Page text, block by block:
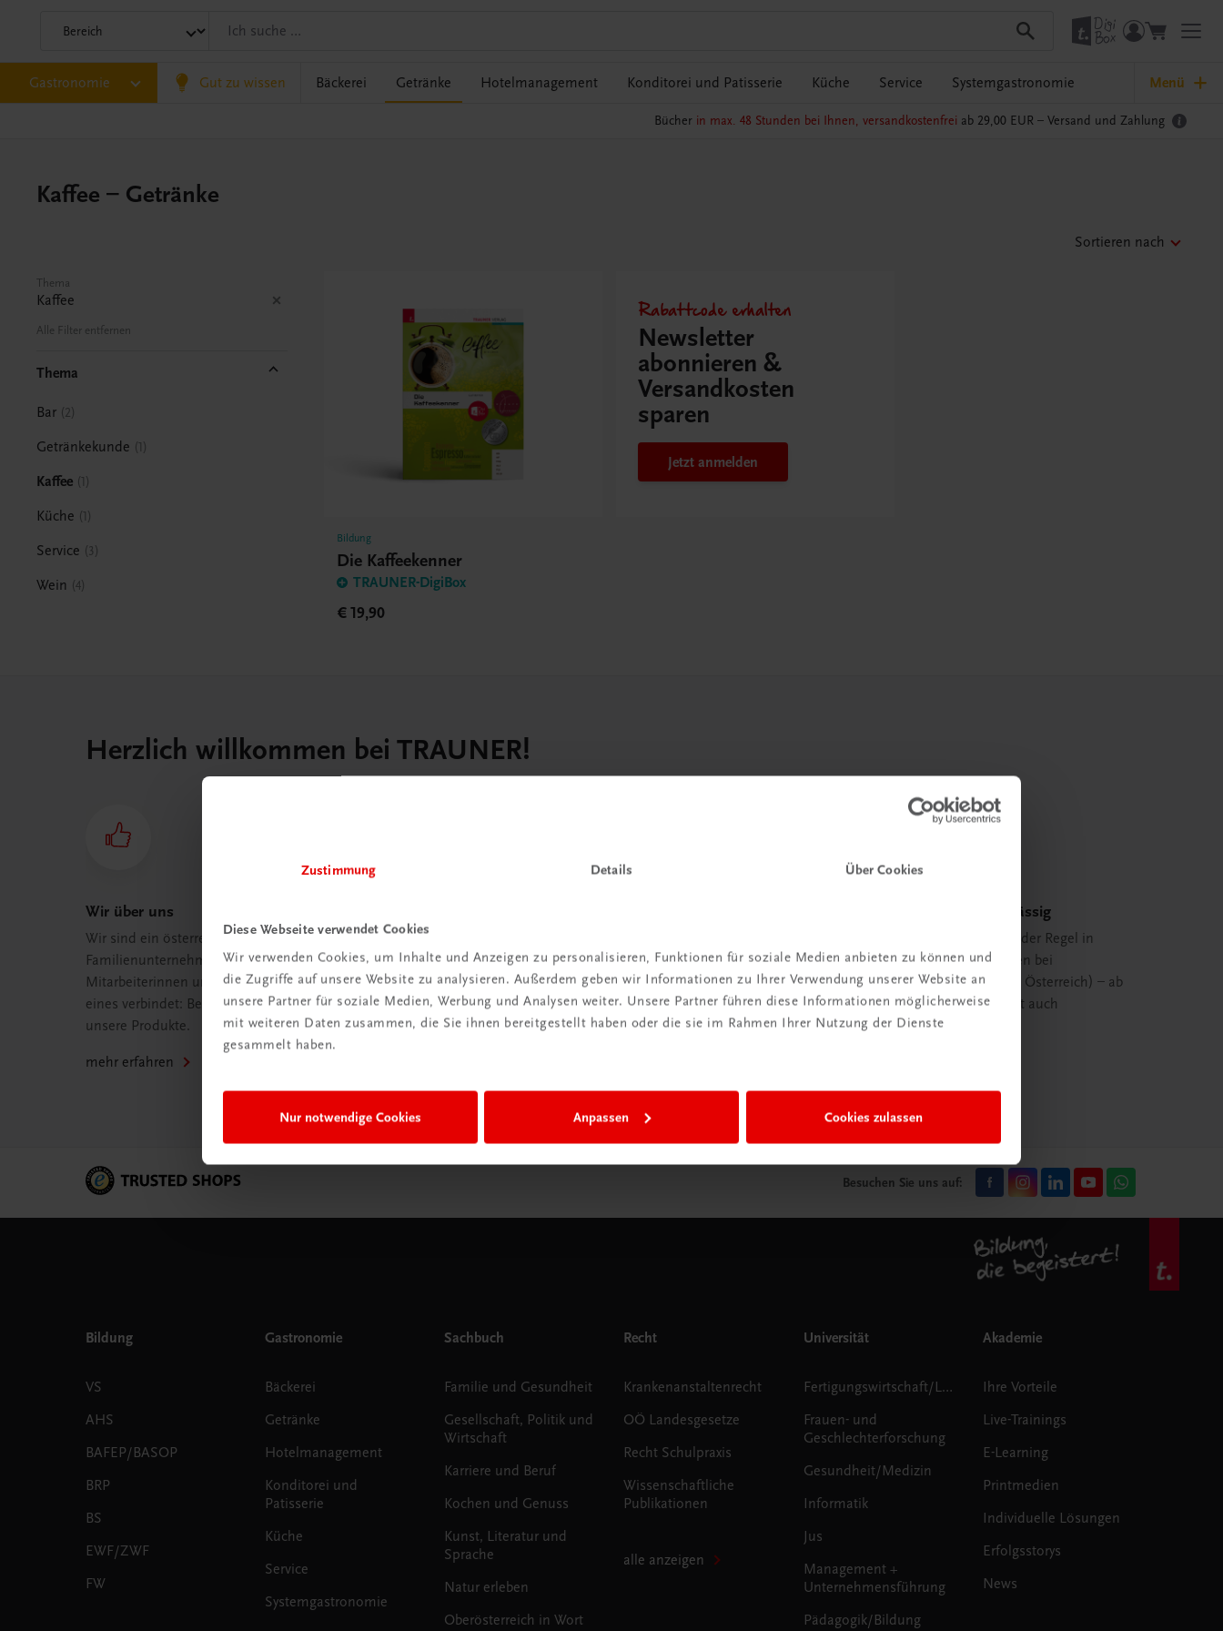
Zustimmung Details Über Cookies
Diese Webseite verwendet Cookies
Wir verwenden Cookies, um Inhalte und Anzeigen zu personalisieren, Funktionen für soziale Medien anbieten zu können und
die Zugriffe auf unsere Website zu analysieren. Außerdem geben wir Informationen zu Ihrer Verwendung unserer Website an
unsere Partner für soziale Medien, Werbung und Analysen weiter. Unsere Partner führen diese Informationen möglicherweise
mit weiteren Daten zusammen, die Sie ihnen bereitgestellt haben oder die sie im Rahmen Ihrer Nutzung der Dienste
gesammelt haben.
Nur notwendige Cookies Anpassen Cookies zulassen
Gastronomie Gut zu wissen Bäckerei Getränke Hotelmanagement Konditorei und Patisserie Küche Service Systemgastronomie Menü
Bücher in max. 48 Stunden bei Ihnen, versandkostenfrei ab 29,00 EUR – Versand und Zahlung
Kaffee – Getränke
Sortieren nach
Thema
Kaffee
Alle Filter entfernen
Thema
Bar 2
Getränkekunde 1
Kaffee 1
Küche 1
Service 3
Wein 4
Bildung
Die Kaffeekenner
TRAUNER-DigiBox
€ 19,90
Rabattcode erhalten
Newsletter
abonnieren &
Versandkosten
sparen
Jetzt anmelden
Herzlich willkommen bei TRAUNER!
Wir über uns
Wir sind ein österreichisches
Familienunternehmen mit 75
Mitarbeiterinnen und Mitarbeitern, die
eines verbindet: Begeisterung für
unsere Produkte.
mehr erfahren
Köglstraße 14 | 4020 Linz
Österreich/Austria
Tel.:+43 732 778241
Mail:buchservice@trauner.at
Schnell und zuverlässig
Ihre Bestellung ist in der Regel in
spätestens 48 Stunden bei
Ihnen (innerhalb von Österreich) – ab
29,00 EUR Bestellwert auch
versandkostenfrei.
Besuchen Sie uns auf:
Bildung
VS
AHS
BAFEP/BASOP
BRP
BS
EWF/ZWF
FW
Gastronomie
Bäckerei
Getränke
Hotelmanagement
Konditorei und
Patisserie
Küche
Service
Systemgastronomie
Sachbuch
Familie und Gesundheit
Gesellschaft, Politik und
Wirtschaft
Karriere und Beruf
Kochen und Genuss
Kunst, Literatur und
Sprache
Natur erleben
Oberösterreich in Wort
Recht
Krankenanstaltenrecht
OÖ Landesgesetze
Recht Schulpraxis
Wissenschaftliche
Publikationen
alle anzeigen
Universität
Fertigungswirtschaft/Logistik
Frauen- und
Geschlechterforschung
Gesundheit/Medizin
Informatik
Jus
Management +
Unternehmensführung
Pädagogik/Bildung
Akademie
Ihre Vorteile
Live-Trainings
E-Learning
Printmedien
Individuelle Lösungen
Erfolgsstorys
News